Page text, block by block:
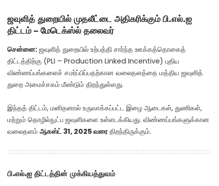
ஜவுளித் துறையில் முதலீட்டை அதிகரிக்கும் பி.எல்.ஐ
திட்டம் – மேடெக்ஸ்ல் தலைவர்
சென்னை: ஜவுளித் துறையில் உற்பத்தி சார்ந்த ஊக்கத்தொகைத்
திட்டத்திற்கு (PLI – Production Linked Incentive) புதிய
விண்ணப்பங்களைச் சமர்ப்பிப்பதற்கான வலைதளத்தை மத்திய ஜவுளித்
துறை அமைச்சகம் மீண்டும் திறந்துள்ளது.
இந்தத் திட்டம், மனிதனால் உருவாக்கப்பட்ட இழை ஆடைகள், துணிகள்,
மற்றும் தொழில்நுட்ப ஜவுளிகளை உள்ளடக்கியது. விண்ணப்பங்களுக்கான
வலைதளம் ஆகஸ்ட் 31, 2025 வரைதிறந்திருக்கும்.
பி.எல்.ஐ திட்டத்தின் முக்கியத்துவம்